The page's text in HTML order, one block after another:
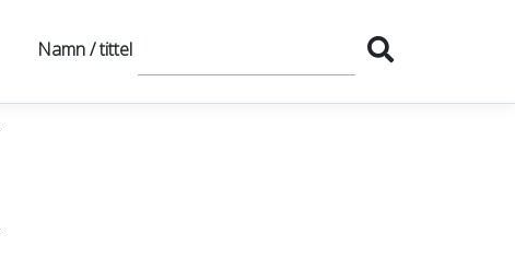
Namn / tittel